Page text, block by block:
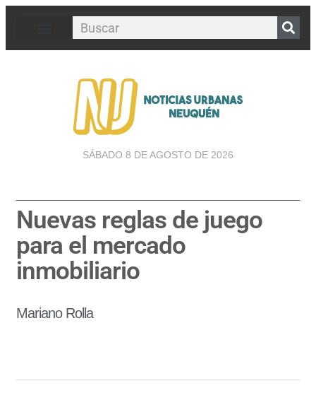
SÁBADO 8 DE AGOSTO DE 2026
Nuevas reglas de juego
para el mercado
inmobiliario
Mariano Rolla